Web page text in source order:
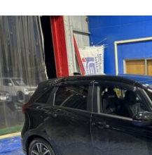
キ
ッ